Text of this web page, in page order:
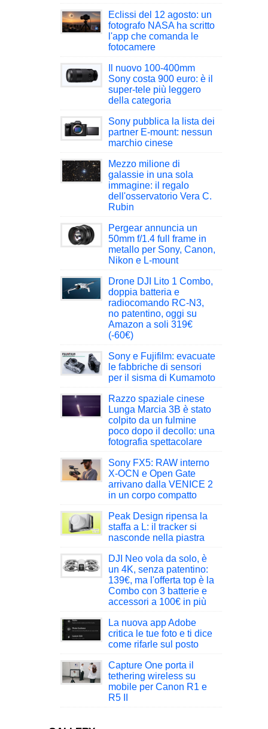
Eclissi del 12 agosto: un
fotografo NASA ha scritto
l'app che comanda le
fotocamere
Il nuovo 100-400mm
Sony costa 900 euro: è il
super-tele più leggero
della categoria
Sony pubblica la lista dei
partner E-mount: nessun
marchio cinese
Mezzo milione di
galassie in una sola
immagine: il regalo
dell'osservatorio Vera C.
Rubin
Pergear annuncia un
50mm f/1.4 full frame in
metallo per Sony, Canon,
Nikon e L-mount
Drone DJI Lito 1 Combo,
doppia batteria e
radiocomando RC-N3,
no patentino, oggi su
Amazon a soli 319€
(-60€)
Sony e Fujifilm: evacuate
le fabbriche di sensori
per il sisma di Kumamoto
Razzo spaziale cinese
Lunga Marcia 3B è stato
colpito da un fulmine
poco dopo il decollo: una
fotografia spettacolare
Sony FX5: RAW interno
X-OCN e Open Gate
arrivano dalla VENICE 2
in un corpo compatto
Peak Design ripensa la
staffa a L: il tracker si
nasconde nella piastra
DJI Neo vola da solo, è
un 4K, senza patentino:
139€, ma l'offerta top è la
Combo con 3 batterie e
accessori a 100€ in più
La nuova app Adobe
critica le tue foto e ti dice
come rifarle sul posto
Capture One porta il
tethering wireless su
mobile per Canon R1 e
R5 II